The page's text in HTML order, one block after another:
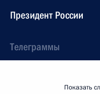
Президент России
Телеграммы
Показать